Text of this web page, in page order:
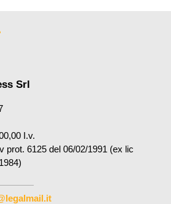
Srl
I.v.
prot. 6125 del 06/02/1991 (ex lic